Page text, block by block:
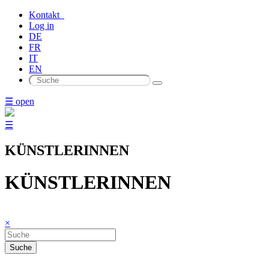
Kontakt
Log in
DE
FR
IT
EN
☰ open
☰
KÜNSTLERINNEN
KÜNSTLERINNEN
×
Suche